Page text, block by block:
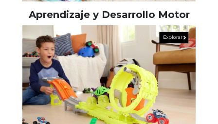
Aprendizaje y Desarrollo Motor